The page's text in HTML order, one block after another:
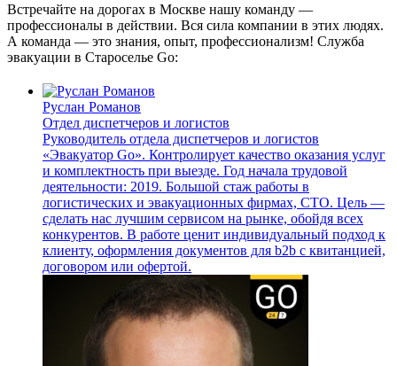
Встречайте на дорогах в Москве нашу команду —
профессионалы в действии. Вся сила компании в этих людях.
А команда — это знания, опыт, профессионализм! Служба
эвакуации в Староселье Go:
Руслан Романов
Отдел диспетчеров и логистов
Руководитель отдела диспетчеров и логистов
«Эвакуатор Go». Контролирует качество оказания услуг
и комплектность при выезде. Год начала трудовой
деятельности: 2019. Большой стаж работы в
логистических и эвакуационных фирмах, СТО. Цель —
сделать нас лучшим сервисом на рынке, обойдя всех
конкурентов. В работе ценит индивидуальный подход к
клиенту, оформления документов для b2b с квитанцией,
договором или офертой.